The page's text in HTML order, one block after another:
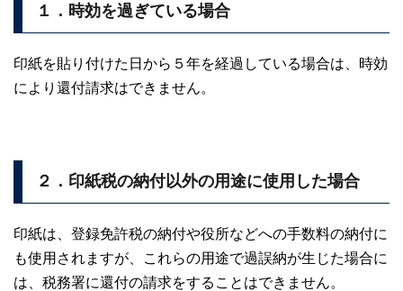
１．時効を過ぎている場合
印紙を貼り付けた日から５年を経過している場合は、時効
により還付請求はできません。
２．印紙税の納付以外の用途に使用した場合
印紙は、登録免許税の納付や役所などへの手数料の納付に
も使用されますが、これらの用途で過誤納が生じた場合に
は、税務署に還付の請求をすることはできません。